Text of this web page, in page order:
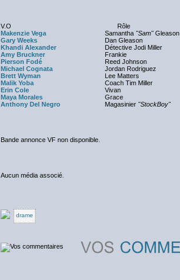
V.O Rôle
Makenzie Vega
Samantha "Sam"Gleason
Gary Weeks
Dan Gleason
Khandi Alexander
Détective Jodi Miller
Amy Bruckner
Frankie
Pierson Fodé
Reed Johnson
Michael Cognata
Jordan Rodriguez
Brett Wyman
Lee Matters
Malik Yoba
Coach Tim Miller
Erin Cole
Vivan
Maya Morales
Grace
Anthony Del Negro
Magasinier "StockBoy"
Bande annonce VF non disponible.
Aucun média associé.
drame